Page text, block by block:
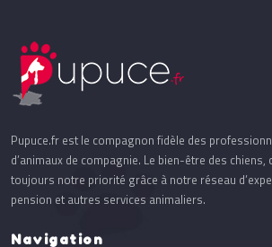
Pupuce.fr est le compagnon fidèle des
d’animaux de compagnie. Le bien-être des
toujours notre priorité grâce à notre réseau
pension et autres services animaliers.
Navigation